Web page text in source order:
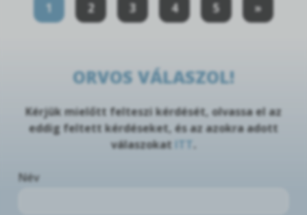
1 2 3 4 5 »
ORVOS VÁLASZOL!
Kérjük mielőtt felteszi kérdését, olvassa el az
eddig feltett kérdéseket, és az azokra adott
válaszokat
Név